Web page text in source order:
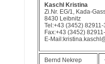
Kaschl Kristina
Zi.Nr. EG/1, Kada-
8430 Leibnitz
Tel:+43 (3452) 82911-
Fax:+43 (3452)
E-
Bernd Nekrep